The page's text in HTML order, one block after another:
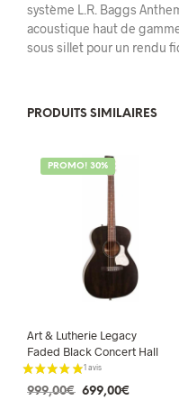
système L.R. Baggs
acoustique haut de
sous sillet pour un rendu
PRODUITS SIMILAIRES
PROMO! 30%
Art & Lutherie Legacy
Faded Black Concert Hall
999,00€ Le
699,00€